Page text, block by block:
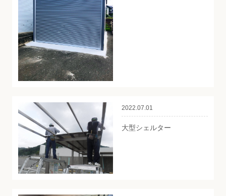
2022.07.01
大型シェルター